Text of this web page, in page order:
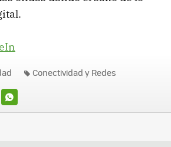
WHATSAPP
Conectividad y Redes